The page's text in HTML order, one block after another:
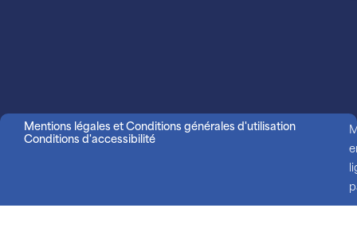
Mentions légales et Conditions générales d'utilisation
Conditions d'accessibilité